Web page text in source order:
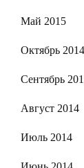
Май 2015
Октябрь 2014
Сентябрь
Август 2014
Июль 2014